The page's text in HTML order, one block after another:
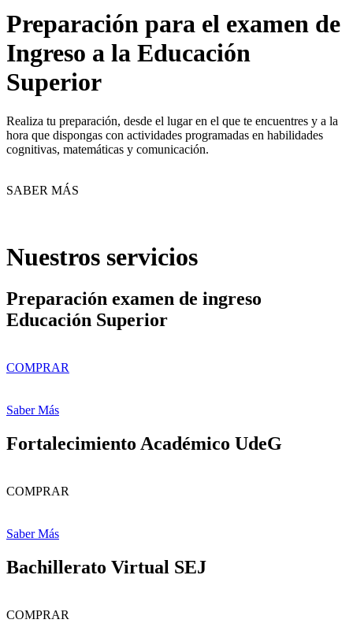
Preparación para el examen de
Ingreso a la Educación
Superior
Realiza tu preparación, desde el lugar en el que te encuentres y a la
hora que dispongas con actividades programadas en habilidades
cognitivas, matemáticas y comunicación.
SABER MÁS
Nuestros servicios
Preparación examen de ingreso
Educación Superior
COMPRAR
Saber Más
Fortalecimiento Académico UdeG
COMPRAR
Saber Más
Bachillerato Virtual SEJ
COMPRAR